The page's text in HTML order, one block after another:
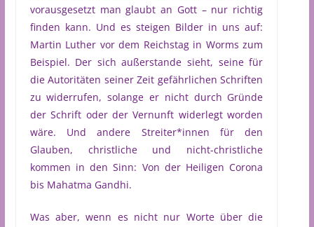
vorausgesetzt man glaubt an Gott – nur richtig
finden kann. Und es steigen Bilder in uns auf:
Martin Luther vor dem Reichstag in Worms zum
Beispiel. Der sich außerstande sieht, seine für
die Autoritäten seiner Zeit gefährlichen Schriften
zu widerrufen, solange er nicht durch Gründe
der Schrift oder der Vernunft widerlegt worden
wäre. Und andere Streiter*innen für den
Glauben, christliche und nicht-christliche
kommen in den Sinn: Von der Heiligen Corona
bis Mahatma Gandhi.
Was aber, wenn es nicht nur Worte über die